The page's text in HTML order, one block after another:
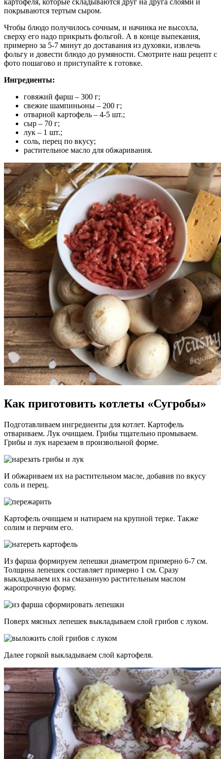
покрываются тертым сыром.
Чтобы блюдо получилось сочным, и начинка не высохла,
сверху его надо прикрыть фольгой. А в конце выпекания,
примерно за 5-7 минут до доставания из духовки, извлечь
фольгу и довести блюдо до румяности. Смотрите наш рецепт с
фото пошагово и приступайте к готовке.
Ингредиенты:
говяжий фарш – 300 г;
свежие шампиньоны – 200 г;
отварной картофель – 4-5 шт.;
сыр – 70 г;
лук – 1 шт.;
соль, перец по вкусу;
растительное масло для обжаривания.
Как приготовить котлеты «Сугробы»
Подготавливаем ингредиенты для котлет. Картофель
отвариваем. Лук очищаем. Грибы тщательно промываем.
Грибы и лук нарезаем в произвольной форме.
И обжариваем их на растительном масле, добавив по вкусу
соль и перец.
Картофель очищаем и натираем на крупной терке. Также
солим и перчим его.
Из фарша формируем лепешки диаметром примерно 6-7 см.
Толщина лепешек составляет примерно 1 см. Сразу
выкладываем их на смазанную растительным маслом
жаропрочную форму.
Поверх мясных лепешек выкладываем слой грибов с луком.
Далее горкой выкладываем слой картофеля.